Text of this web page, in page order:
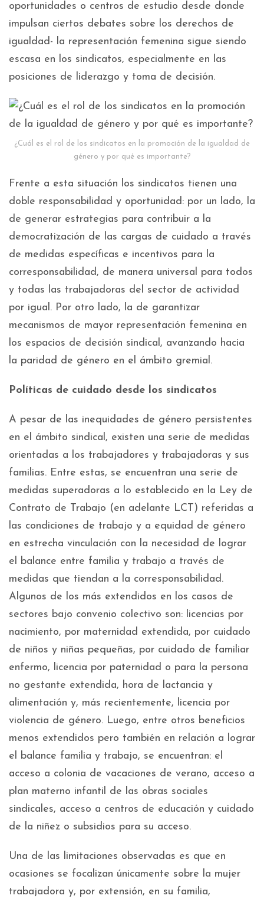
oportunidades o centros de estudio desde donde
impulsan ciertos debates sobre los derechos de
igualdad- la representación femenina sigue siendo
escasa en los sindicatos, especialmente en las
posiciones de liderazgo y toma de decisión.
¿Cuál es el rol de los sindicatos en la promoción de la igualdad de
género y por qué es importante?
Frente a esta situación los sindicatos tienen una
doble responsabilidad y oportunidad: por un lado, la
de generar estrategias para contribuir a la
democratización de las cargas de cuidado a través
de medidas específicas e incentivos para la
corresponsabilidad, de manera universal para todos
y todas las trabajadoras del sector de actividad
por igual. Por otro lado, la de garantizar
mecanismos de mayor representación femenina en
los espacios de decisión sindical, avanzando hacia
la paridad de género en el ámbito gremial.
Políticas de cuidado desde los sindicatos
A pesar de las inequidades de género persistentes
en el ámbito sindical, existen una serie de medidas
orientadas a los trabajadores y trabajadoras y sus
familias. Entre estas, se encuentran una serie de
medidas superadoras a lo establecido en la Ley de
Contrato de Trabajo (en adelante LCT) referidas a
las condiciones de trabajo y a equidad de género
en estrecha vinculación con la necesidad de lograr
el balance entre familia y trabajo a través de
medidas que tiendan a la corresponsabilidad.
Algunos de los más extendidos en los casos de
sectores bajo convenio colectivo son: licencias por
nacimiento, por maternidad extendida, por cuidado
de niños y niñas pequeñas, por cuidado de familiar
enfermo, licencia por paternidad o para la persona
no gestante extendida, hora de lactancia y
alimentación y, más recientemente, licencia por
violencia de género. Luego, entre otros beneficios
menos extendidos pero también en relación a lograr
el balance familia y trabajo, se encuentran: el
acceso a colonia de vacaciones de verano, acceso a
plan materno infantil de las obras sociales
sindicales, acceso a centros de educación y cuidado
de la niñez o subsidios para su acceso.
Una de las limitaciones observadas es que en
ocasiones se focalizan únicamente sobre la mujer
trabajadora y, por extensión, en su familia,